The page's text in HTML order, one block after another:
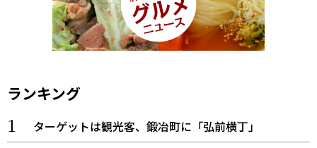
ランキング
ターゲットは観光客、鍛冶町に「弘前横丁」